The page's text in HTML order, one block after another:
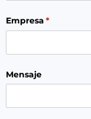
Empresa *
(necesario)
Mensaje